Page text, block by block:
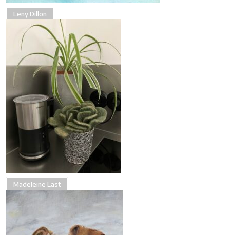
Leny Dillon
Madeleine Last